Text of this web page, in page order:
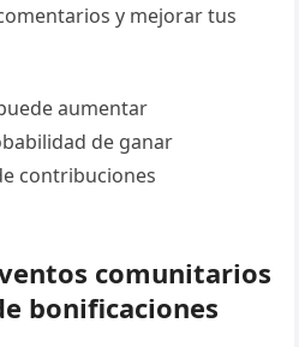
y mejorar tus
aumentar
de ganar
contribuciones
comunitarios
bonificaciones